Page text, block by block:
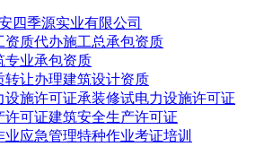
四季源实业有限公司
施工总承包资质
专业承包资质
建筑设计资质
承装修试电力设施许可证
建筑安全生产许可证
考证培训